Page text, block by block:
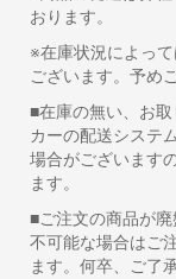
おります。
※在庫状況によっ
ございます
■在庫の無い、お
カーの配送システ
場合がございます
ます。
■ご注文の商品が
不可能な場合はご
ます。何卒、ご了